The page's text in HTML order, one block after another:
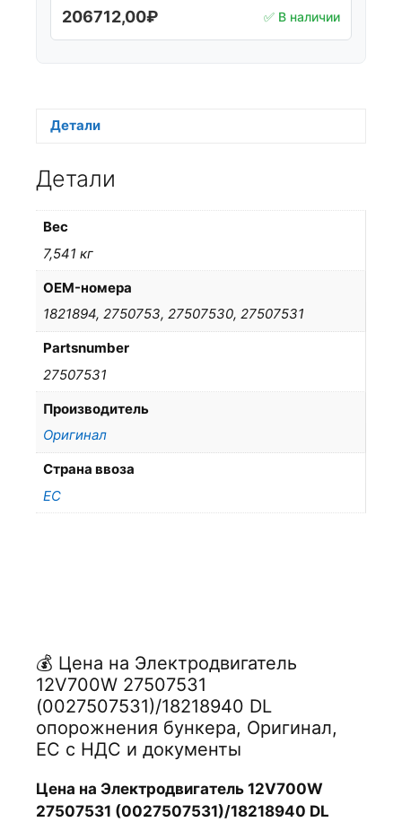
206712,00₽ ✅ В наличии
Детали
Детали
Вес
7,541 кг
OEM-номера
1821894, 2750753, 27507530, 27507531
Partsnumber
27507531
Производитель
Оригинал
Страна ввоза
ЕС
💰 Цена на Электродвигатель
12V700W 27507531
(0027507531)/18218940 DL
опорожнения бункера, Оригинал,
ЕС с НДС и документы
Цена на Электродвигатель 12V700W
27507531 (0027507531)/18218940 DL